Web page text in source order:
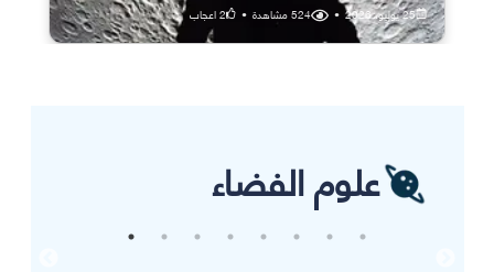
25 يوليو، 2026 •
524مشاهدة •
2اعجاب
علوم الفضاء